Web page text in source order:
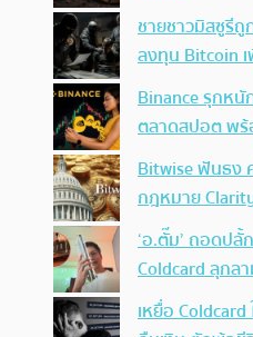
ชายชาวมิสซูรี
ลงทุน Bitcoin
Binance รุกหนั
ตลาดสปอต พร้
Bitwise ฟันธง
กฎหมาย
‘อ.ตั๊ม’ ถอดปลั้
Coldcard ลุกล
เหยื่อ